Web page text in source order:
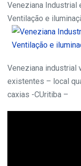
Veneziana Industrial
Ventilação e
Veneziana industrial
existentes – local
caxias -CUritiba –